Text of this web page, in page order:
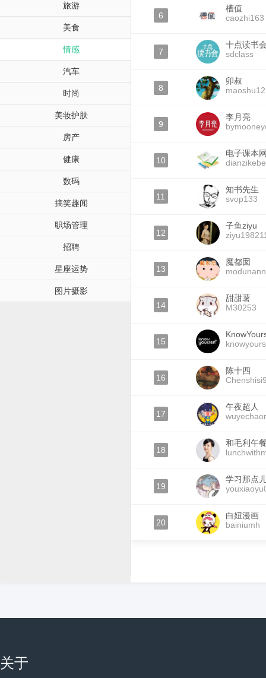
旅游
美食
情感
汽车
时尚
美妆护肤
房产
健康
数码
搞笑趣闻
职场管理
招聘
星座运势
图片摄影
6
槽值
caozhi163
7
十点读书
sdclass
8
卯叔
9
李月亮
10
电子课本
11
知书先生
svop133
12
子鱼ziyu
13
魔都囡
modunann
14
甜甜薯
M30253
15
16
陈十四
17
午夜超人
18
和毛利午
19
学习那点
20
白妞漫画
bainiumh
关于